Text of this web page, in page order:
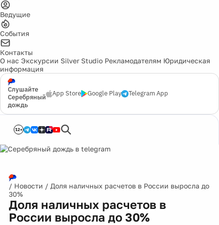
Ведущие
События
Контакты
О нас Экскурсии Silver Studio Рекламодателям Юридическая
информация
Слушайте
Серебряный
дождь
App Store Google Play Telegram App
12+
/ Новости / Доля наличных расчетов в России выросла до
30%
Доля наличных расчетов в
России выросла до 30%